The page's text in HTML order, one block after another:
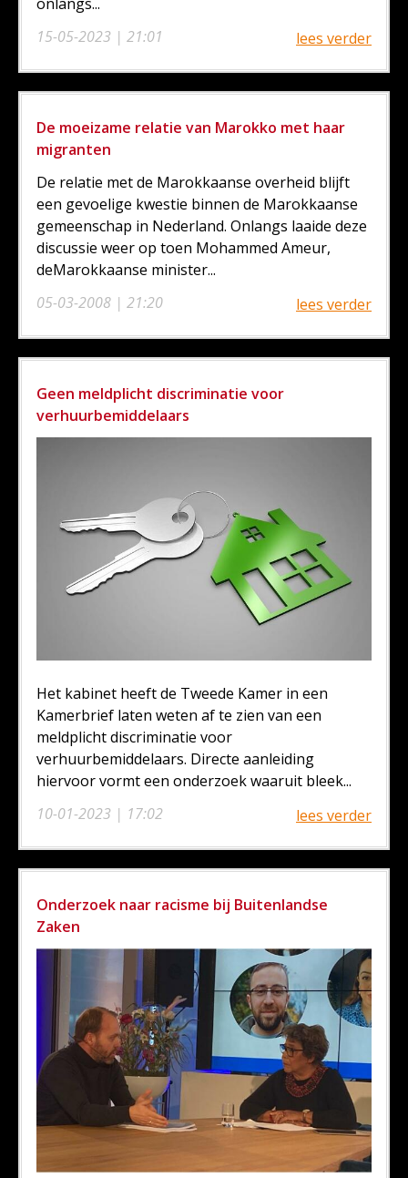
15-05-2023 | 21:01
lees verder
De moeizame relatie van Marokko met haar
migranten
05-03-2008 | 21:20
De relatie met de Marokkaanse overheid blijft
een gevoelige kwestie binnen de Marokkaanse
gemeenschap in Nederland. Onlangs laaide deze
discussie weer op toen Mohammed Ameur,
deMarokkaanse minister...
lees verder
Geen meldplicht discriminatie voor
verhuurbemiddelaars
10-01-2023 | 17:02
Het kabinet heeft de Tweede Kamer in een
Kamerbrief laten weten af te zien van een
meldplicht discriminatie voor
verhuurbemiddelaars. Directe aanleiding
hiervoor vormt een onderzoek waaruit bleek...
lees verder
Onderzoek naar racisme bij Buitenlandse
Zaken